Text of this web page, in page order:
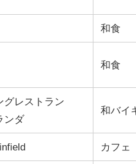
和食
和食
グレストラン
ンダ
和バイ
カフェ